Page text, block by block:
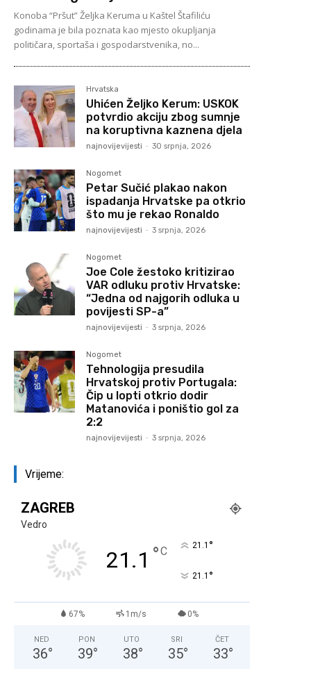
Konoba “Pršut” Željka Keruma u Kaštel Štafiliću
godinama je bila poznata kao mjesto okupljanja
političara, sportaša i gospodarstvenika, no...
Hrvatska
Uhićen Željko Kerum: USKOK
potvrdio akciju zbog sumnje
na koruptivna kaznena djela
najnovijevijesti - 30 srpnja, 2026
Nogomet
Petar Sučić plakao nakon
ispadanja Hrvatske pa otkrio
što mu je rekao Ronaldo
najnovijevijesti - 3 srpnja, 2026
Nogomet
Joe Cole žestoko kritizirao
VAR odluku protiv Hrvatske:
“Jedna od najgorih odluka u
povijesti SP-a”
najnovijevijesti - 3 srpnja, 2026
Nogomet
Tehnologija presudila
Hrvatskoj protiv Portugala:
Čip u lopti otkrio dodir
Matanovića i poništio gol za
2:2
najnovijevijesti - 3 srpnja, 2026
Vrijeme:
ZAGREB
Vedro
21.1 °C 21.1 °
21.1 °
67% 1m/s 0%
NED
36°
PON
39°
UTO
38°
SRI
35°
ČET
33°